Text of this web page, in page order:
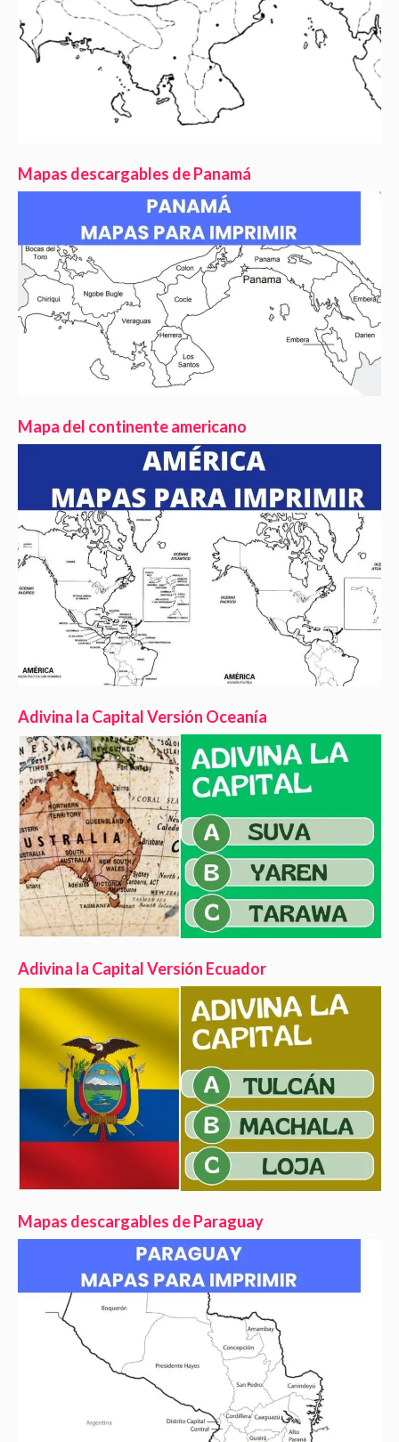
Mapas descargables de Panamá
Mapa del continente americano
Adivina la Capital Versión Oceanía
Adivina la Capital Versión Ecuador
Mapas descargables de Paraguay